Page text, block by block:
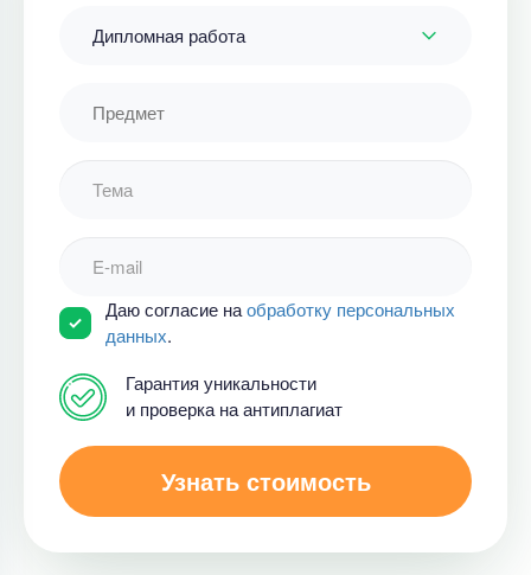
Дипломная работа
Даю согласие наобработку персональных
данных.
Гарантия уникальности
и проверка на антиплагиат
Узнать стоимость